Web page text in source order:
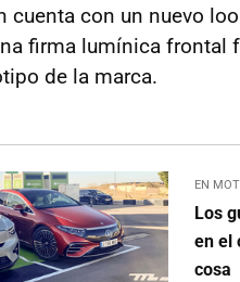
cuenta con un nuevo
firma lumínica frontal
de la marca.
EN
Los
en el
cosa